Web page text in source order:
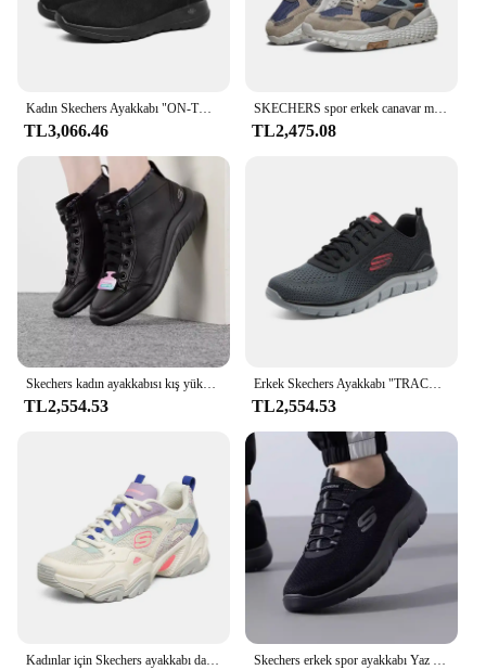
Kadın Skechers Ayakkabı "ON-THE-GO JOY" Kar Botları, Yumuşak ve Rahat, Şık ve Sıcak Kadın Kar Botları
TL3,066.46
SKECHERS spor erkek canavar moda Retro açık düşük üst spor ayakkabı kaymaz yumuşak rahat nefes tenis masculino
TL2,475.08
Skechers kadın ayakkabısı kış yüksek top spor ayakkabı polar astarlı sıcak baba ayakkabı retro rahat ayakkabılar
TL2,554.53
Erkek Skechers Ayakkabı "TRACK" Günlük Spor Ayakkabı, Modaya Uygun, Nefes Alabilen, Erkek Spor Ayakkabı
TL2,554.53
Kadınlar için Skechers ayakkabı dayanıklılık V 2 tıknaz Sneakers kadın rahat koşu spor bağcıklı ayakkabı zapatos mujer 2024 tendencia Skechers erkek spor ayakkabı Yaz nefes alabilen örgü rahat yürüyüş ayakkabısı